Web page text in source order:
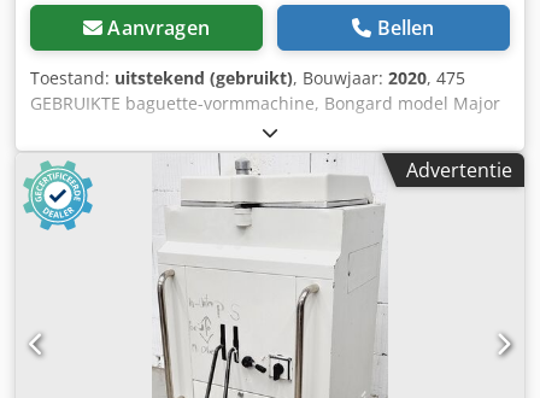
Aanvragen Bellen
Toestand: uitstekend (gebruikt), Bouwjaar: 2020, 475
GEBRUIKTE baguette-vormmachine, Bongard model Major
Manu Evo 400/3/50. BUITENAFMETINGEN (in cm): - breedte:
101 - lengte: 86 - hoogte: 155 TECHNISCHE GEGEVENS: -
bouwjaar: 2020 - vermogen: 0,55 kW - voeding: 400V 50Hz -
gewicht: 164 kg - capaciteit: tot ca. 1500 stuks/uur
Csdszpzpispfx Aaroha De vermelde prijs is een netto prijs.
Optioneel en tegen meerprijs: transport van het apparaat.
WIJ SPREKEN ENGELS, DUITS, FRANS, RUSSIJS EN
Advertentie